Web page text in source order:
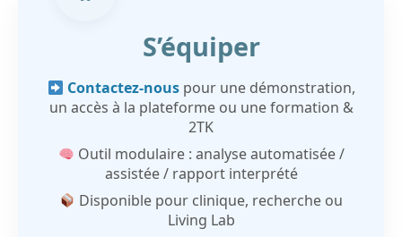
S’équiper
Contactez-nouspour une démonstration,
un accès à la plateforme ou une formation &
2TK
Outil modulaire : analyse automatisée /
assistée / rapport interprété
Disponible pour clinique, recherche ou
Living Lab